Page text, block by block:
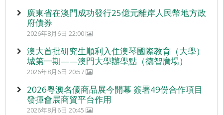
廣東省在澳門成功發行25億元離岸人民幣地方政
府債券
2026年8月6日 22:00
澳大首批研究生順利入住澳琴國際教育（大學）
城第一期——澳門大學辦學點（德智廣場）
2026年8月6日 20:57
2026粵澳名優商品展今開幕 簽署49份合作項目
發揮會展商貿平台作用
2026年8月6日 20:45